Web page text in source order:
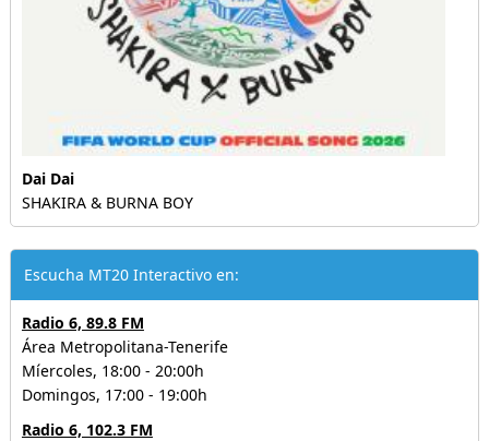
Dai Dai
SHAKIRA & BURNA BOY
Escucha MT20 Interactivo en:
Radio 6, 89.8 FM
Área Metropolitana-Tenerife
Míercoles, 18:00 - 20:00h
Domingos, 17:00 - 19:00h
Radio 6, 102.3 FM